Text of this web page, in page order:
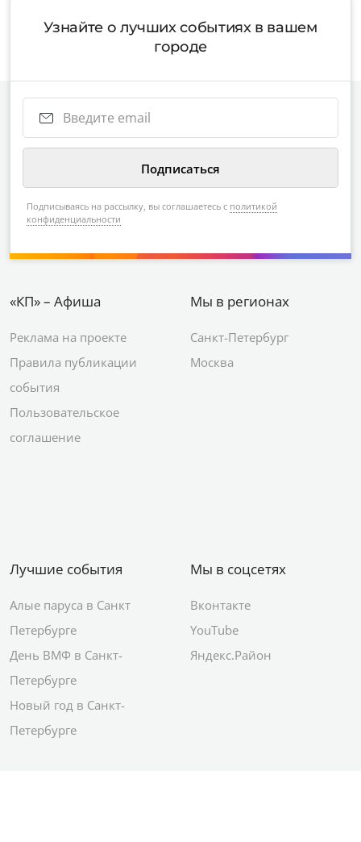
Узнайте о лучших событиях в вашем
городе
Подписываясь на рассылку, вы соглашаетесь с политикой
конфиденциальности
«КП» – Афиша
Реклама на проекте
Правила публикации
события
Пользовательское
соглашение
Мы в регионах
Санкт-Петербург
Москва
Лучшие события
Алые паруса в Санкт
Петербурге
День ВМФ в Санкт-
Петербурге
Новый год в Санкт-
Петербурге
Мы в соцсетях
Вконтакте
YouTube
Яндекс.Район